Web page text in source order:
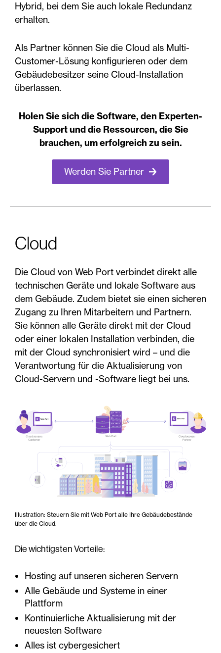
Hybrid, bei dem Sie auch lokale Redundanz
erhalten.
Als Partner können Sie die Cloud als Multi-
Customer-Lösung konfigurieren oder dem
Gebäudebesitzer seine Cloud-Installation
überlassen.
Holen Sie sich die Software, den Experten-
Support und die Ressourcen, die Sie
brauchen, um erfolgreich zu sein.
Werden Sie Partner
Cloud
Die Cloud von Web Port verbindet direkt alle
technischen Geräte und lokale Software aus
dem Gebäude. Zudem bietet sie einen sicheren
Zugang zu Ihren Mitarbeitern und Partnern.
Sie können alle Geräte direkt mit der Cloud
oder einer lokalen Installation verbinden, die
mit der Cloud synchronisiert wird – und die
Verantwortung für die Aktualisierung von
Cloud-Servern und -Software liegt bei uns.
Illustration: Steuern Sie mit Web Port alle Ihre Gebäudebestände
über die Cloud.
Die wichtigsten Vorteile:
Hosting auf unseren sicheren Servern
Alle Gebäude und Systeme in einer
Plattform
Kontinuierliche Aktualisierung mit der
neuesten Software
Alles ist cybergesichert